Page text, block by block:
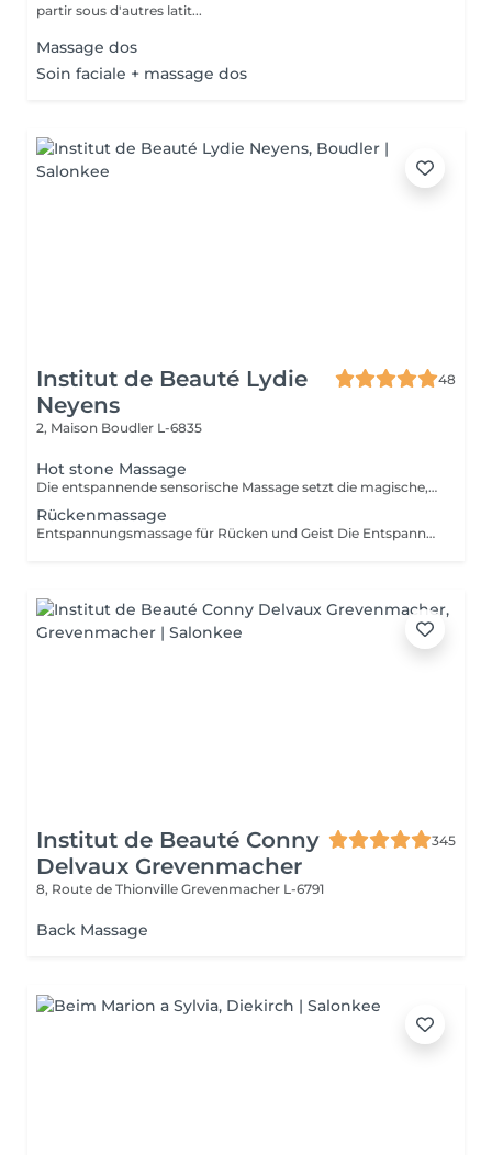
partir sous d'autres latit...
Massage dos
Soin faciale + massage dos
Institut de Beauté Lydie
Neyens
48
2, Maison Boudler L-6835
Hot stone Massage
Die entspannende sensorische Massage setzt die magische, wohltuende Synergie frei, die sich entfaltet, wenn die Hände mit den warmen Steinen zusammenarbeiten. Eine Reise in tiefe mentale und muskuläre Entspannung, die beruhigt und revitalisiert. Das seit langem praktizierte Verfahren weckt unsere Sinne, fördert Vitalität und Wohlbefinden.
Rückenmassage
Entspannungsmassage für Rücken und Geist Die Entspannungsmassage mit ätherischen Ölen spricht, neben dem Lösen von körperlichen Spannungen, durch den angenehmen Duft unseren Geruchssinn an und lässt uns mit Unterstützung von sanfter Entspannungsmusik zur Ruhe finden.
Institut de Beauté Conny
Delvaux Grevenmacher
345
8, Route de Thionville Grevenmacher L-6791
Back Massage